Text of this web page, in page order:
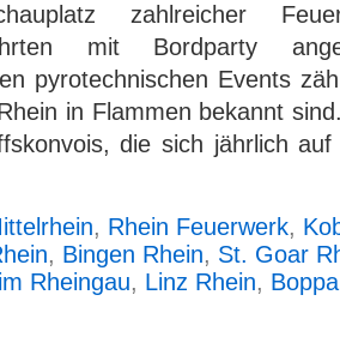
zahlreicher
mit Bordparty
pyrotechnischen Events
in Flammen bekannt
die sich jährlich
, Rhein Feuerwerk,
, Bingen Rhein, St. Goar
Rheingau, Linz Rhein,